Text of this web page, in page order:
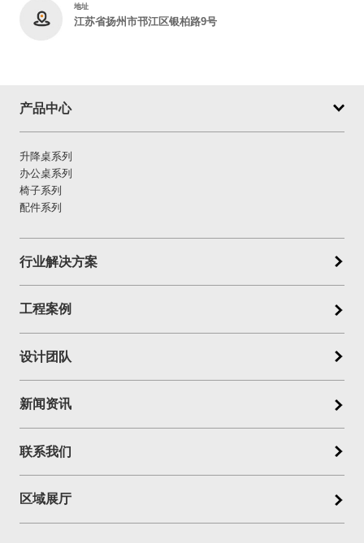
地址
江苏省扬州市邗江区银柏路9号
产品中心
升降桌系列
办公桌系列
椅子系列
配件系列
行业解决方案
工程案例
设计团队
新闻资讯
联系我们
区域展厅